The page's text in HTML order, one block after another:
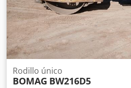
Rodillo único
BOMAG BW216D5